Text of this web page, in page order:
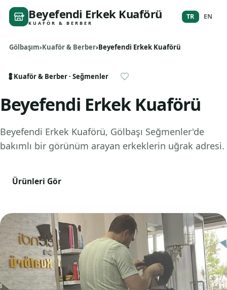
Beyefendi Erkek Kuaförü
KUAFÖR & BERBER
TR EN
Gölbaşım Kuaför & Berber Beyefendi Erkek Kuaförü
💈Kuaför & Berber· Seğmenler
Beyefendi Erkek Kuaförü
Beyefendi Erkek Kuaförü, Gölbaşı Seğmenler'de
bakımlı bir görünüm arayan erkeklerin uğrak adresi.
Ürünleri Gör